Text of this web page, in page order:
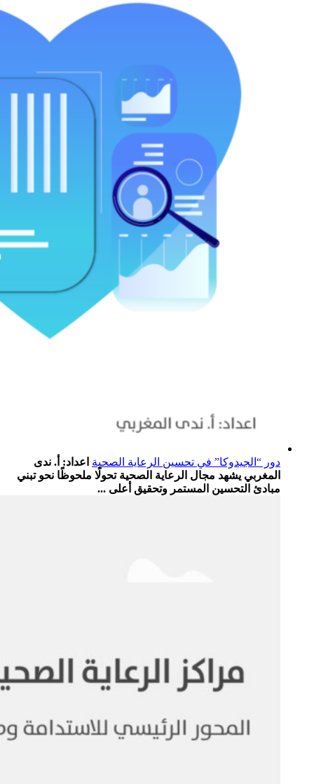
دور “الجيدوكا” في تحسين الرعاية الصحية اعداد: أ. ندى
المغربي يشهد مجال الرعاية الصحية تحولًا ملحوظًا نحو تبني
مبادئ التحسين المستمر وتحقيق أعلى ...